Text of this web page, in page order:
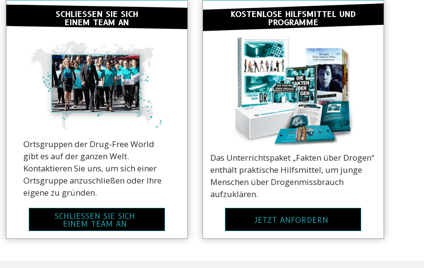
SCHLIESSEN SIE SICH
EINEM TEAM AN
Ortsgruppen der Drug-Free World
gibt es auf der ganzen Welt.
Kontaktieren Sie uns, um sich einer
Ortsgruppe anzuschließen oder Ihre
eigene zu gründen.
SCHLIESSEN SIE SICH
EINEM TEAM AN
KOSTENLOSE HILFSMITTEL UND
PROGRAMME
Das Unterrichtspaket „Fakten über Drogen“
enthält praktische Hilfsmittel, um junge
Menschen über Drogenmissbrauch
aufzuklären.
JETZT ANFORDERN